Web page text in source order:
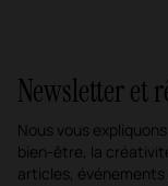
Newsletter et
Nous vous
bien-être, la
articles,